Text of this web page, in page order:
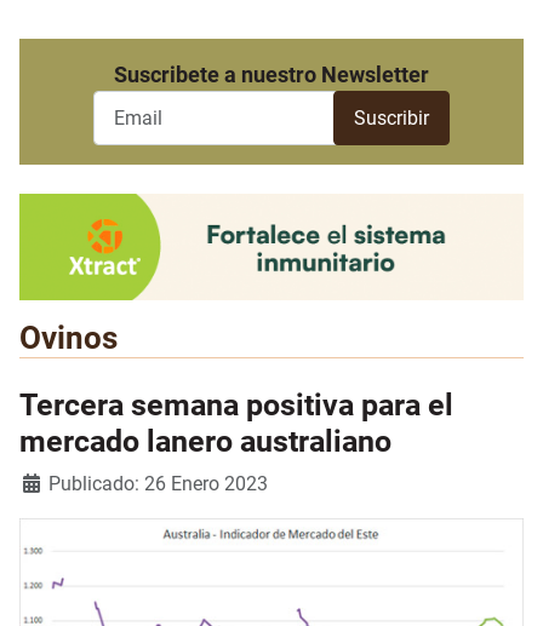
Suscribete a nuestro Newsletter
Ovinos
Tercera semana positiva para el
mercado lanero australiano
Detalles
Publicado: 26 Enero 2023